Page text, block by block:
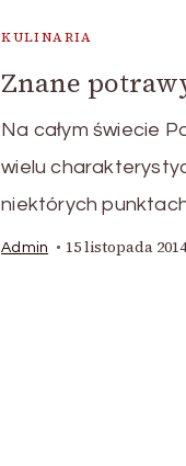
KULINARIA
Znane
Na całym świecie
wielu
niektórych
Admin 15 listopada